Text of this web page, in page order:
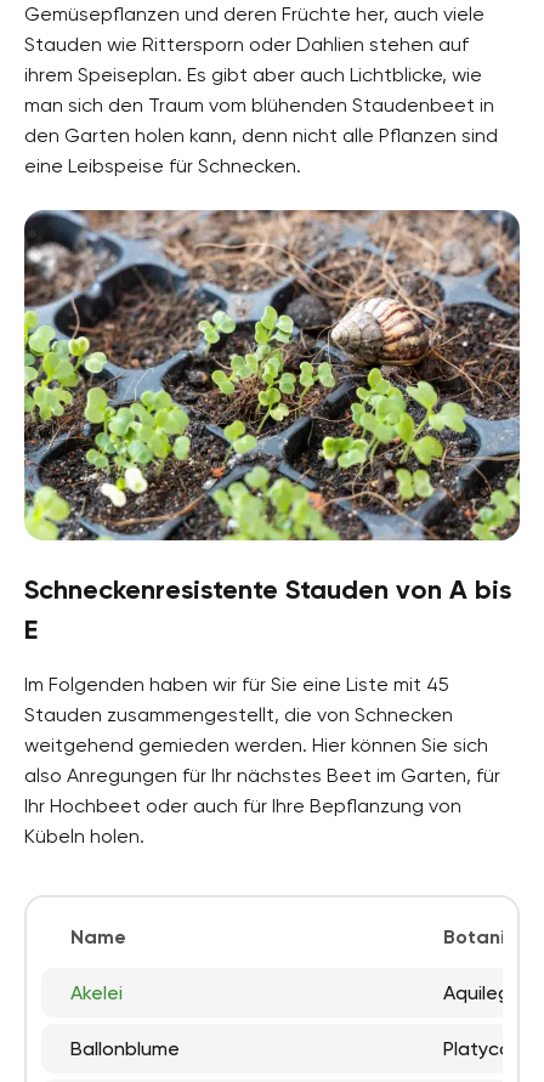
Gemüsepflanzen und deren Früchte her, auch viele
Stauden wie Rittersporn oder Dahlien stehen auf
ihrem Speiseplan. Es gibt aber auch Lichtblicke, wie
man sich den Traum vom blühenden Staudenbeet in
den Garten holen kann, denn nicht alle Pflanzen sind
eine Leibspeise für Schnecken.
Schneckenresistente Stauden von A bis
E
Im Folgenden haben wir für Sie eine Liste mit 45
Stauden zusammengestellt, die von Schnecken
weitgehend gemieden werden. Hier können Sie sich
also Anregungen für Ihr nächstes Beet im Garten, für
Ihr Hochbeet oder auch für Ihre Bepflanzung von
Kübeln holen.
Name
Akelei Aquilegia
Ballonblume